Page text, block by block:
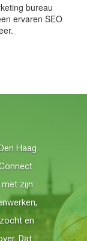
bureau
ervaren SEO
zegt.